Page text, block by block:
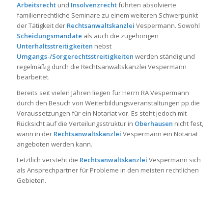
Arbeitsrechtund Insolvenzrechtführten absolvierte
familienrechtliche Seminare zu einem weiteren Schwerpunkt
der Tätigkeit der Rechtsanwaltskanzlei Vespermann. Sowohl
Scheidungsmandate als auch die zugehörigen
Unterhaltsstreitigkeiten nebst
Umgangs-/Sorgerechtsstreitigkeiten werden ständig und
regelmäßig durch die Rechtsanwaltskanzlei Vespermann
bearbeitet.
Bereits seit vielen Jahren liegen für Herrn RA Vespermann
durch den Besuch von Weiterbildungsveranstaltungen pp die
Voraussetzungen für ein Notariat vor. Es steht jedoch mit
Rücksicht auf die Verteilungsstruktur in Oberhausen nicht fest,
wann in der Rechtsanwaltskanzlei Vespermann ein Notariat
angeboten werden kann.
Letztlich versteht die Rechtsanwaltskanzlei Vespermann sich
als Ansprechpartner für Probleme in den meisten rechtlichen
Gebieten.